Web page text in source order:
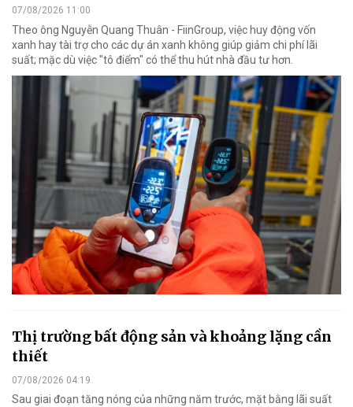
07/08/2026 11:00
Theo ông Nguyễn Quang Thuân - FiinGroup, việc huy động vốn
xanh hay tài trợ cho các dự án xanh không giúp giảm chi phí lãi
suất; mặc dù việc "tô điểm" có thể thu hút nhà đầu tư hơn.
Thị trường bất động sản và khoảng lặng cần
thiết
07/08/2026 04:19
Sau giai đoạn tăng nóng của những năm trước, mặt bằng lãi suất